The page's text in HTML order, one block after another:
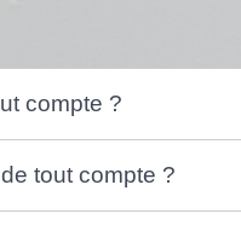
compte ?
tout compte ?